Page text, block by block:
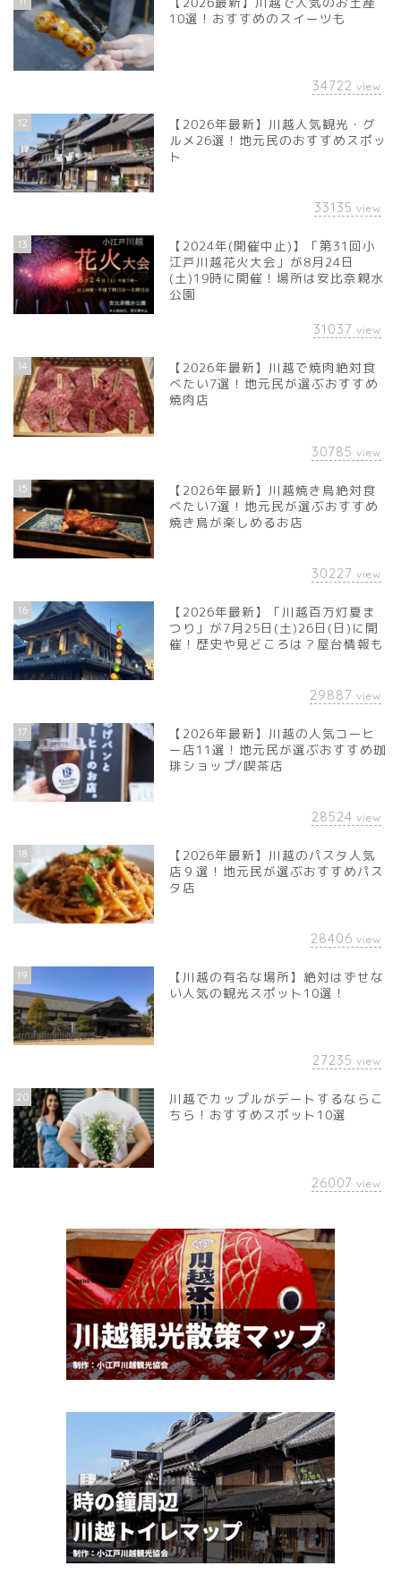
10選！おすすめのスイーツも
34722 view
12
【2026年最新】川越人気観光・グ
ルメ26選！地元民のおすすめスポッ
ト
33135 view
13
【2024年(開催中止)】「第31回小
江戸川越花火大会」が8月24日
(土)19時に開催！場所は安比奈親水
公園
31037 view
14
【2026年最新】川越で焼肉絶対食
べたい7選！地元民が選ぶおすすめ
焼肉店
30785 view
15
【2026年最新】川越焼き鳥絶対食
べたい7選！地元民が選ぶおすすめ
焼き鳥が楽しめるお店
30227 view
16
【2026年最新】「川越百万灯夏ま
つり」が7月25日(土)26日(日)に開
催！歴史や見どころは？屋台情報も
29887 view
17
【2026年最新】川越の人気コーヒ
ー店11選！地元民が選ぶおすすめ珈
琲ショップ/喫茶店
28524 view
18
【2026年最新】川越のパスタ人気
店９選！地元民が選ぶおすすめパス
タ店
28406 view
19
【川越の有名な場所】絶対はずせな
い人気の観光スポット10選！
27235 view
20
川越でカップルがデートするならこ
ちら！おすすめスポット10選
26007 view